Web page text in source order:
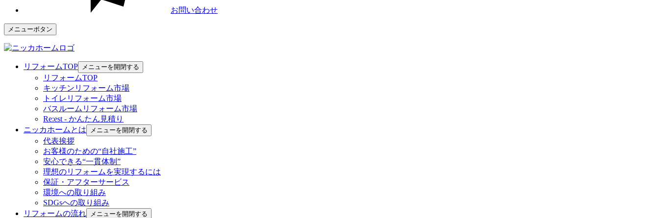
お問い合わせ
メニューボタン
リフォームTOP メニューを開閉する
リフォームTOP
キッチンリフォーム市場
トイレリフォーム市場
バスルームリフォーム市場
Re:est - かんたん見積り
ニッカホームとは
メニューを開閉する
代表挨拶
お客様のための“自社施工”
安心できる“一貫体制”
理想のリフォームを実現するには
保証・アフターサービス
環境への取り組み
SDGsへの取り組み
リフォームの流れ
メニューを開閉する